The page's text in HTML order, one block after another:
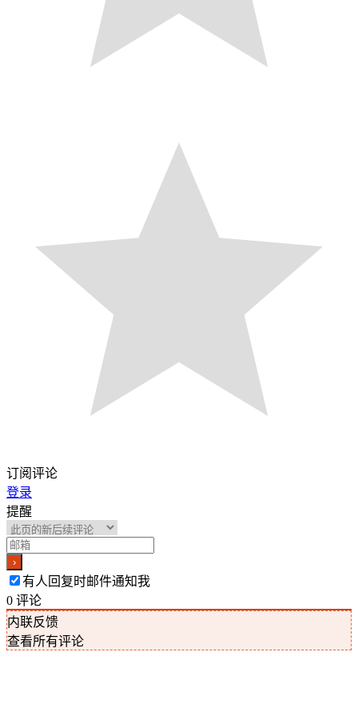
订阅评论
登录
提醒
有人回复时邮件通知我
0 评论
内联反馈
查看所有评论